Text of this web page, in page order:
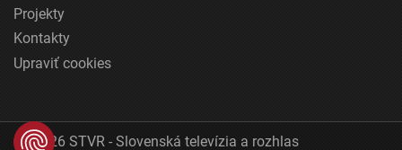
Projekty
Kontakty
Upraviť cookies
© 2026 STVR - Slovenská televízia a rozhlas